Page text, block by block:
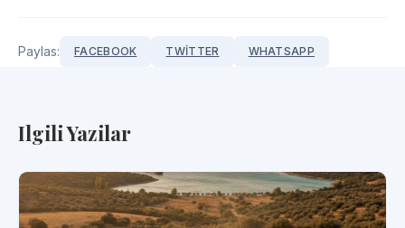
Paylas: FACEBOOK TWITTER WHATSAPP
Ilgili Yazilar